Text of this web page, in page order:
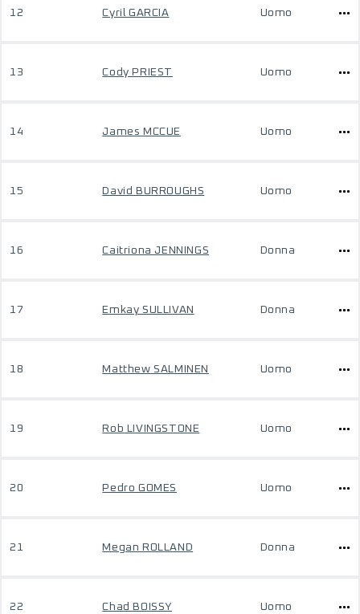
12 Cyril GARCIA Uomo
13 Cody PRIEST Uomo
14 James MCCUE Uomo
15 David BURROUGHS Uomo
16 Caitriona JENNINGS Donna
17 Emkay SULLIVAN Donna
18 Matthew SALMINEN Uomo
19 Rob LIVINGSTONE Uomo
20 Pedro GOMES Uomo
21 Megan ROLLAND Donna
22 Chad BOISSY Uomo